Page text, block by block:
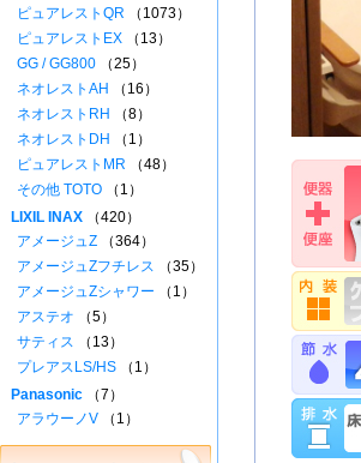
ピュアレストQR （1073）
ピュアレストEX （13）
GG / GG800 （25）
ネオレストAH
（16）
ネオレストRH
（8）
ネオレストDH
（1）
ピュアレストMR （48）
その他 TOTO （1）
LIXIL INAX （420）
アメージュZ （364）
アメージュZフチレス （35）
アメージュZシャワー （1）
アステオ （5）
サティス （13）
プレアスLS/HS （1）
Panasonic （7）
アラウーノV （1）